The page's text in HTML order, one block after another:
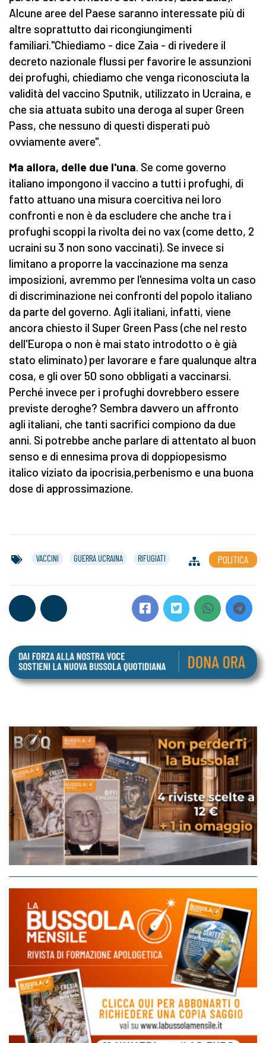
Alcune aree del Paese saranno interessate più di
altre soprattutto dai ricongiungimenti
familiari."Chiediamo - dice Zaia - di rivedere il
decreto nazionale flussi per favorire le assunzioni
dei profughi, chiediamo che venga riconosciuta la
validità del vaccino Sputnik, utilizzato in Ucraina, e
che sia attuata subito una deroga al super Green
Pass, che nessuno di questi disperati può
ovviamente avere".
Ma allora, delle due l'una. Se come governo
italiano impongono il vaccino a tutti i profughi, di
fatto attuano una misura coercitiva nei loro
confronti e non è da escludere che anche tra i
profughi scoppi la rivolta dei no vax (come detto, 2
ucraini su 3 non sono vaccinati). Se invece si
limitano a proporre la vaccinazione ma senza
imposizioni, avremmo per l'ennesima volta un caso
di discriminazione nei confronti del popolo italiano
da parte del governo. Agli italiani, infatti, viene
ancora chiesto il Super Green Pass (che nel resto
dell'Europa o non è mai stato introdotto o è già
stato eliminato) per lavorare e fare qualunque altra
cosa, e gli over 50 sono obbligati a vaccinarsi.
Perché invece per i profughi dovrebbero essere
previste deroghe? Sembra davvero un affronto
agli italiani, che tanti sacrifici compiono da due
anni. Si potrebbe anche parlare di attentato al buon
senso e di ennesima prova di doppiopesismo
italico viziato da ipocrisia,perbenismo e una buona
dose di approssimazione.
VACCINI GUERRA UCRAINA RIFUGIATI POLITICA